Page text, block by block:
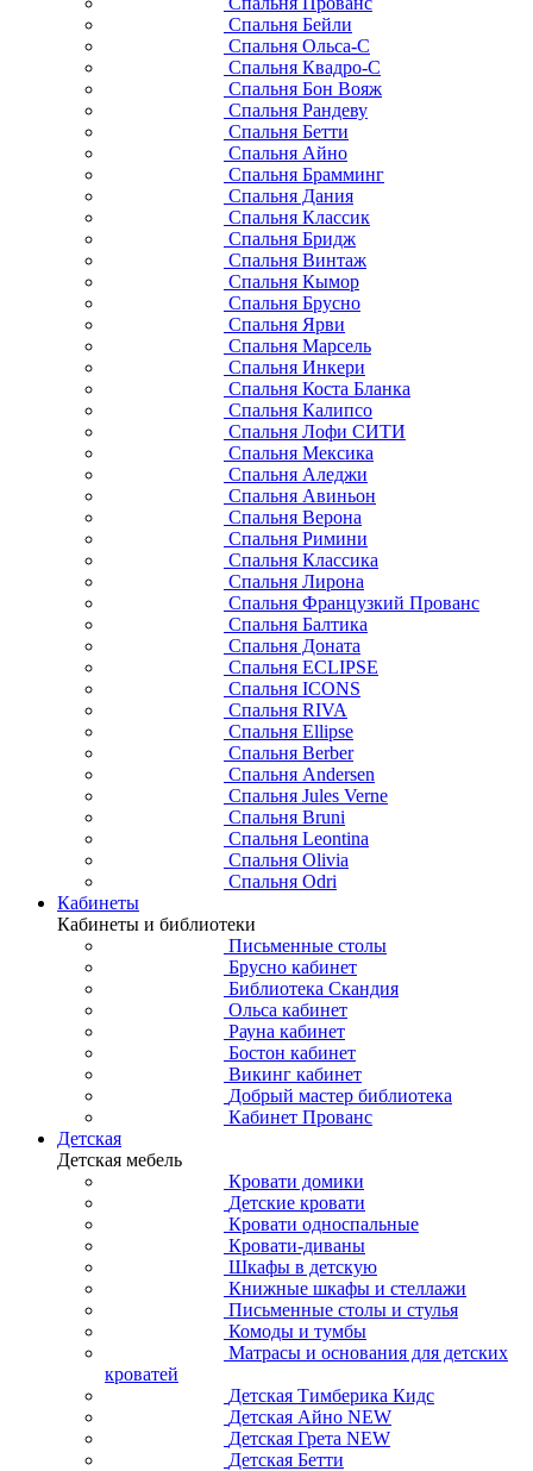
Спальня Бейли
Спальня Ольса-С
Спальня Квадро-С
Спальня Бон Вояж
Спальня Рандеву
Спальня Бетти
Спальня Айно
Спальня Брамминг
Спальня Дания
Спальня Классик
Спальня Бридж
Спальня Винтаж
Спальня Кымор
Спальня Брусно
Спальня Ярви
Спальня Марсель
Спальня Инкери
Спальня Коста Бланка
Спальня Калипсо
Спальня Лофи СИТИ
Спальня Мексика
Спальня Аледжи
Спальня Авиньон
Спальня Верона
Спальня Римини
Спальня Классика
Спальня Лирона
Спальня Французкий Прованс
Спальня Балтика
Спальня Доната
Спальня ECLIPSE
Спальня ICONS
Спальня RIVA
Спальня Ellipse
Спальня Berber
Спальня Andersen
Спальня Jules Verne
Спальня Bruni
Спальня Leontina
Спальня Olivia
Спальня Odri
Кабинеты
Кабинеты и библиотеки
Письменные столы
Брусно кабинет
Библиотека Скандия
Ольса кабинет
Рауна кабинет
Бостон кабинет
Викинг кабинет
Добрый мастер библиотека
Кабинет Прованс
Детская
Детская мебель
Кровати домики
Детские кровати
Кровати односпальные
Кровати-диваны
Шкафы в детскую
Книжные шкафы и стеллажи
Письменные столы и стулья
Комоды и тумбы
Матрасы и основания для детских
кроватей
Детская Тимберика Кидс
Детская Айно NEW
Детская Грета NEW
Детская Бетти